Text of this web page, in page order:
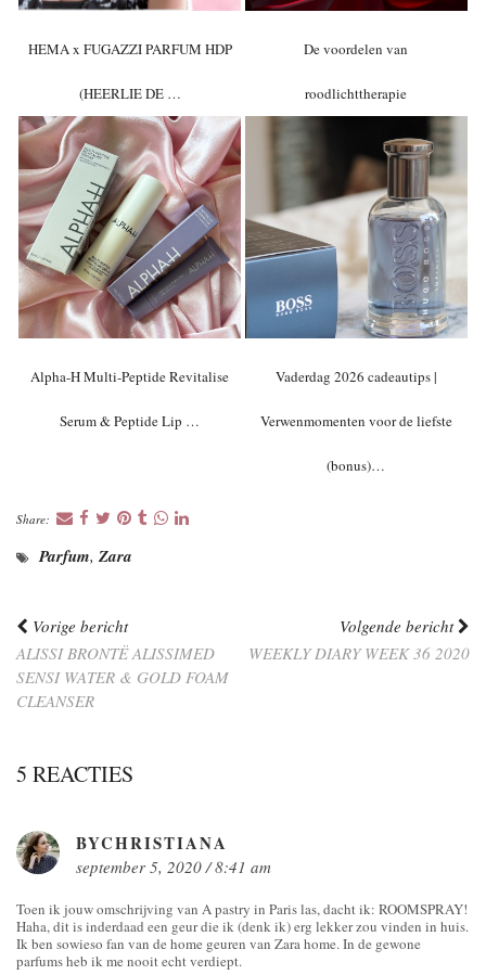
HEMA x FUGAZZI PARFUM HDP
(HEERLIE DE …
De voordelen van
roodlichttherapie
Alpha-H Multi-Peptide Revitalise
Serum & Peptide Lip …
Vaderdag 2026 cadeautips |
Verwenmomenten voor de liefste
(bonus)…
Share:
Parfum, Zara
Vorige bericht
ALISSI BRONTË ALISSIMED
SENSI WATER & GOLD FOAM
CLEANSER
Volgende bericht
WEEKLY DIARY WEEK 36 2020
5 REACTIES
BYCHRISTIANA
september 5, 2020 / 8:41 am
Toen ik jouw omschrijving van A pastry in Paris las, dacht ik: ROOMSPRAY!
Haha, dit is inderdaad een geur die ik (denk ik) erg lekker zou vinden in huis.
Ik ben sowieso fan van de home geuren van Zara home. In de gewone
parfums heb ik me nooit echt verdiept.